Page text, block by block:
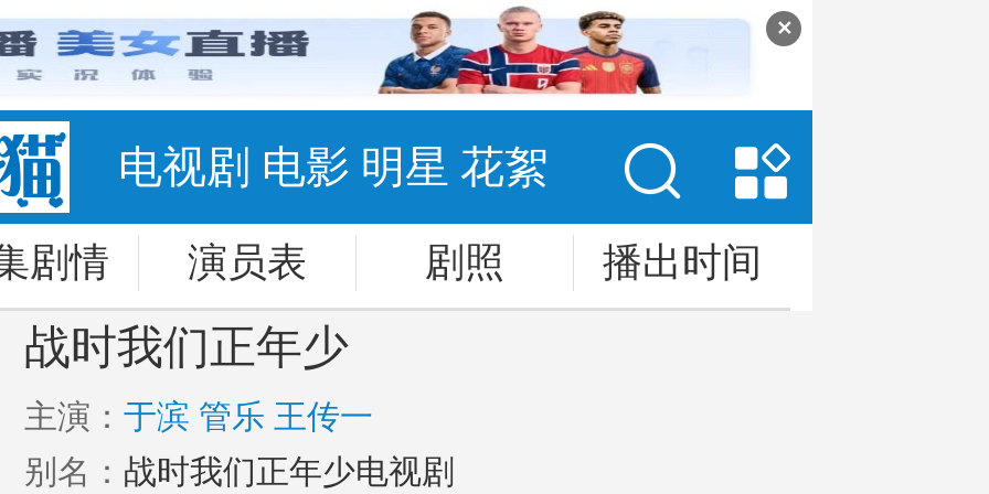
✕
电视剧 电影 明星 花絮
剧情 演员表 剧照 播出时间
战时我们正年少
主演： 于滨 管乐 王传一
别名： 战时我们正年少电视剧